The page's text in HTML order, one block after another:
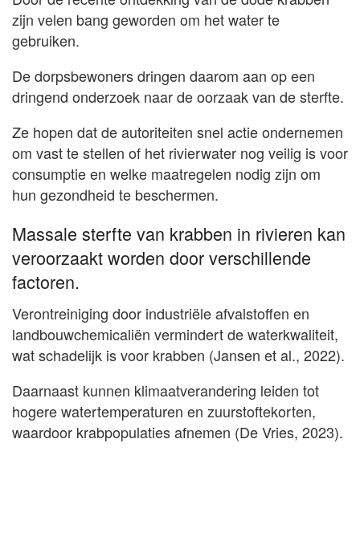
zijn velen bang geworden om het water te
gebruiken.
De dorpsbewoners dringen daarom aan op een
dringend onderzoek naar de oorzaak van de sterfte.
Ze hopen dat de autoriteiten snel actie ondernemen
om vast te stellen of het rivierwater nog veilig is voor
consumptie en welke maatregelen nodig zijn om
hun gezondheid te beschermen.
Massale sterfte van krabben in rivieren kan
veroorzaakt worden door verschillende
factoren.
Verontreiniging door industriële afvalstoffen en
landbouwchemicaliën vermindert de waterkwaliteit,
wat schadelijk is voor krabben (Jansen et al., 2022).
Daarnaast kunnen klimaatverandering leiden tot
hogere watertemperaturen en zuurstoftekorten,
waardoor krabpopulaties afnemen (De Vries, 2023).